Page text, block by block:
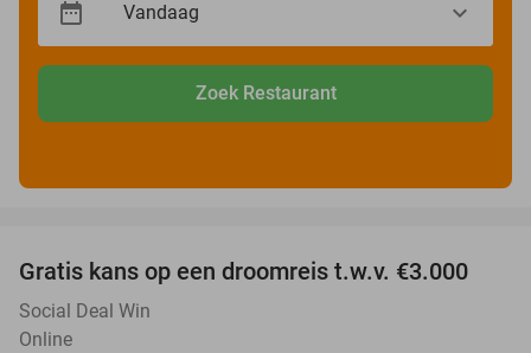
Zoek Restaurant
Gratis kans op een droomreis t.w.v. €3.000
Social Deal Win
Online